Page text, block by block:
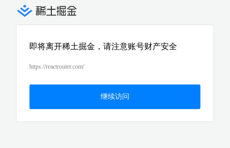
即将离开稀土掘金，请注意账号财产安全
https://reactrouter.com/
继续访问